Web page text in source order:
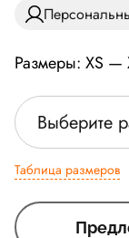
Размеры: XS —
Выберите
Таблица размеров